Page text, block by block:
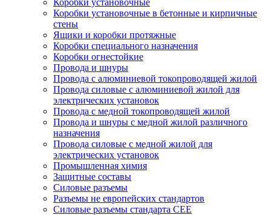
Коробки установочные
Коробки установочные в бетонные и кирпичные
стены
Ящики и коробки протяжные
Коробки специального назначения
Коробки огнестойкие
Провода и шнуры
Провода с алюминиевой токопроводящей жилой
Провода силовые с алюминиевой жилой для
электрических установок
Провода с медной токопроводящей жилой
Провода и шнуры с медной жилой различного
назначения
Провода силовые с медной жилой для
электрических установок
Промышленная химия
Защитные составы
Силовые разъемы
Разъемы не европейских стандартов
Силовые разъемы стандарта CEE